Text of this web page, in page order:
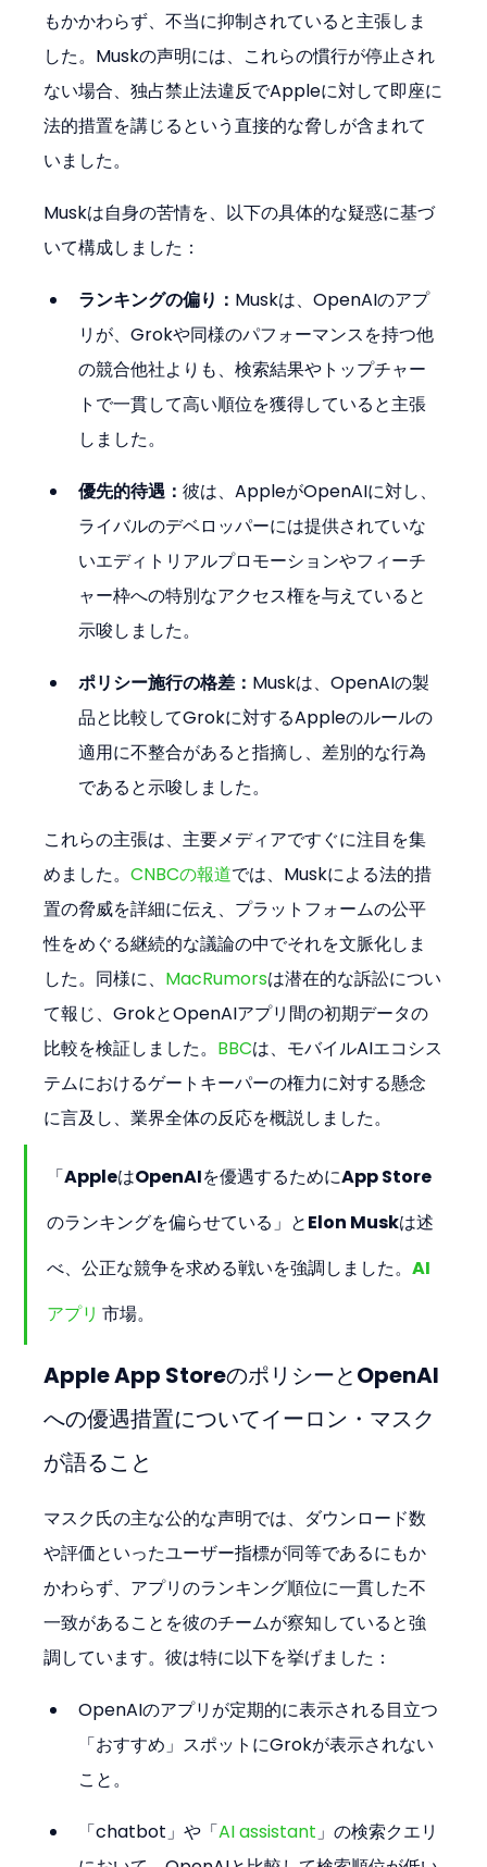
もかかわらず、不当に抑制されていると主張しま
した。Muskの声明には、これらの慣行が停止され
ない場合、独占禁止法違反でAppleに対して即座に
法的措置を講じるという直接的な脅しが含まれて
いました。
Muskは自身の苦情を、以下の具体的な疑惑に基づ
いて構成しました：
ランキングの偏り： Muskは、OpenAIのアプ
リが、Grokや同様のパフォーマンスを持つ他
の競合他社よりも、検索結果やトップチャー
トで一貫して高い順位を獲得していると主張
しました。
優先的待遇：彼は、AppleがOpenAIに対し、
ライバルのデベロッパーには提供されていな
いエディトリアルプロモーションやフィーチ
ャー枠への特別なアクセス権を与えていると
示唆しました。
ポリシー施行の格差： Muskは、OpenAIの製
品と比較してGrokに対するAppleのルールの
適用に不整合があると指摘し、差別的な行為
であると示唆しました。
これらの主張は、主要メディアですぐに注目を集
めました。CNBCの報道では、Muskによる法的措
置の脅威を詳細に伝え、プラットフォームの公平
性をめぐる継続的な議論の中でそれを文脈化しま
した。同様に、 MacRumorsは潜在的な訴訟につい
て報じ、GrokとOpenAIアプリ間の初期データの
比較を検証しました。 BBCは、モバイルAIエコシス
テムにおけるゲートキーパーの権力に対する懸念
に言及し、業界全体の反応を概説しました。
「AppleはOpenAIを優遇するためにApp Store
のランキングを偏らせている」とElon Muskは述
べ、公正な競争を求める戦いを強調しました。AI
アプリ 市場。
Apple App StoreのポリシーとOpenAI
への優遇措置についてイーロン・マスク
が語ること
マスク氏の主な公的な声明では、ダウンロード数
や評価といったユーザー指標が同等であるにもか
かわらず、アプリのランキング順位に一貫した不
一致があることを彼のチームが察知していると強
調しています。彼は特に以下を挙げました：
OpenAIのアプリが定期的に表示される目立つ
「おすすめ」スポットにGrokが表示されない
こと。
「chatbot」や「AI assistant 」の検索クエリ